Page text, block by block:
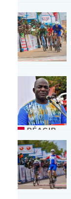
RÉAGIR